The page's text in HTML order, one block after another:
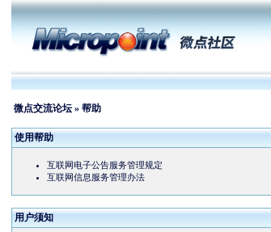
微点交流论坛» 帮助
使用帮助
互联网电子公告服务管理规定
互联网信息服务管理办法
用户须知